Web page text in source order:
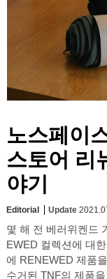
노스페이
스토어 리
야기
Editorial Update
몇 해 전 베러위켄드
EWED 컬렉션에 대
에 RENEWED 제품
수거된 TNF의 제품